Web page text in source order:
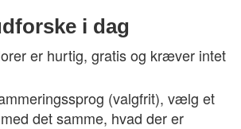
i dag
er hurtig, gratis og kræver intet
(valgfrit), vælg et
det samme, hvad der er